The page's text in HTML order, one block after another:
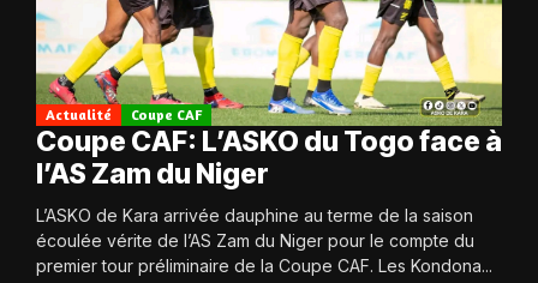
Actualité Coupe CAF
Coupe CAF: L’ASKO du Togo face à
l’AS Zam du Niger
L’ASKO de Kara arrivée dauphine au terme de la saison
écoulée vérite de l’AS Zam du Niger pour le compte du
premier tour préliminaire de la Coupe CAF. Les Kondona...